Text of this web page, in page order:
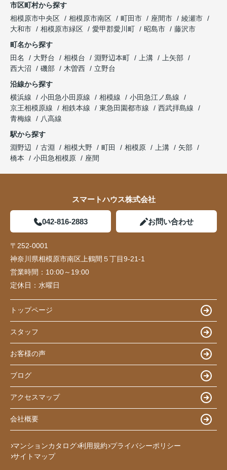
市区町村から探す
相模原市中央区
相模原市南区 町田市 座間市
綾瀬市
大和市
相模原市緑区 愛甲郡愛川町 昭島市
藤沢市
町名から探す
田名
大野台 相模台 淵野辺本町 上溝
上矢部
西大沼
磯部 木曽西
立野台
沿線から探す
横浜線
小田急小田原線 相模線
小田急江ノ島線
京王相模原線
相鉄本線 東急田園都市線
西武拝島線
青梅線
八高線
駅から探す
淵野辺
古淵 相模大野 町田 相模原 上溝
矢部
橋本
小田急相模原 座間
スマートハウス株式会社
042-816-2883 お問い合わせ
〒252-0001
神奈川県相模原市南区上鶴間５丁目9-21-1
営業時間： 10:00～19:00
定休日： 水曜日
トップページ
スタッフ
お客様の声
ブログ
アクセスマップ
会社概要
マンションカタログ 利用規約 プライバシーポリシー
サイトマップ